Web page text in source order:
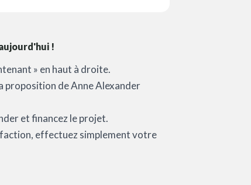
!
» en haut à droite.
proposition de Anne Alexander
et financez le projet.
effectuez simplement votre